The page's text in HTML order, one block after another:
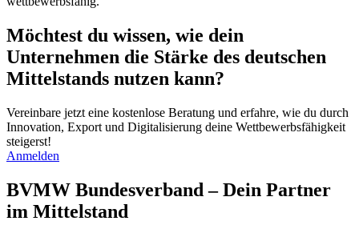
Möchtest du wissen, wie dein
Unternehmen die Stärke des deutschen
Mittelstands nutzen kann?
Vereinbare jetzt eine kostenlose Beratung und erfahre, wie du durch
Innovation, Export und Digitalisierung deine Wettbewerbsfähigkeit
steigerst!
Anmelden
BVMW Bundesverband – Dein Partner
im Mittelstand